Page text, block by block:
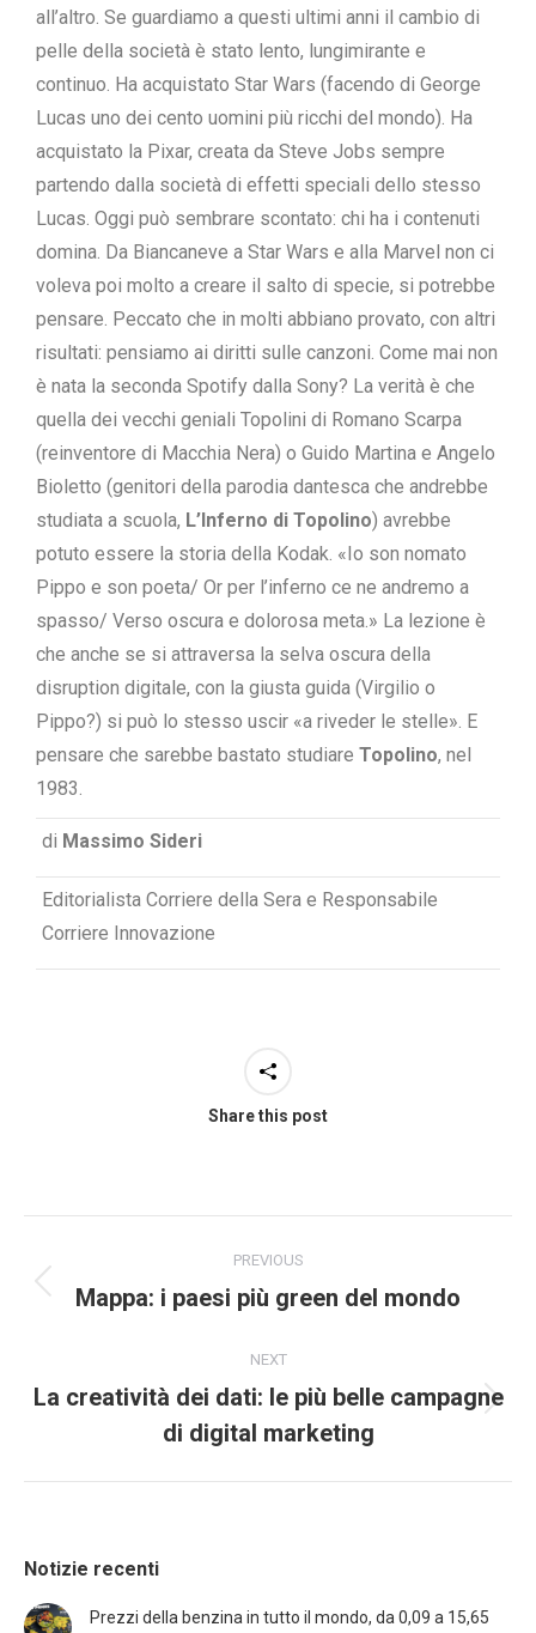
all’altro. Se guardiamo a questi ultimi anni il cambio di
pelle della società è stato lento, lungimirante e
continuo. Ha acquistato Star Wars (facendo di George
Lucas uno dei cento uomini più ricchi del mondo). Ha
acquistato la Pixar, creata da Steve Jobs sempre
partendo dalla società di effetti speciali dello stesso
Lucas. Oggi può sembrare scontato: chi ha i contenuti
domina. Da Biancaneve a Star Wars e alla Marvel non ci
voleva poi molto a creare il salto di specie, si potrebbe
pensare. Peccato che in molti abbiano provato, con altri
risultati: pensiamo ai diritti sulle canzoni. Come mai non
è nata la seconda Spotify dalla Sony? La verità è che
quella dei vecchi geniali Topolini di Romano Scarpa
(reinventore di Macchia Nera) o Guido Martina e Angelo
Bioletto (genitori della parodia dantesca che andrebbe
studiata a scuola, L’Inferno di Topolino) avrebbe
potuto essere la storia della Kodak. «Io son nomato
Pippo e son poeta/ Or per l’inferno ce ne andremo a
spasso/ Verso oscura e dolorosa meta.» La lezione è
che anche se si attraversa la selva oscura della
disruption digitale, con la giusta guida (Virgilio o
Pippo?) si può lo stesso uscir «a riveder le stelle». E
pensare che sarebbe bastato studiare Topolino, nel
1983.
di Massimo Sideri
Editorialista Corriere della Sera e Responsabile
Corriere Innovazione
Share this post
PREVIOUS
Mappa: i paesi più green del mondo
NEXT
La creatività dei dati: le più belle campagne
di digital marketing
Notizie recenti
Prezzi della benzina in tutto il mondo, da 0,09 a 15,65